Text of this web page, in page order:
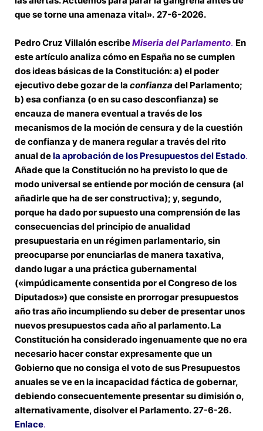
que se torne una amenaza vital». 27-6-2026.
Pedro Cruz Villalón escribeMiseria delParlamento. En
este artículo analiza cómo en España no se cumplen
dos ideas básicas de la Constitución: a) el poder
ejecutivo debe gozar de laconfianzadel Parlamento;
b) esa confianza (o en su caso desconfianza) se
encauza de manera eventual a través de los
mecanismos de la moción de censura y de la cuestión
de confianza y de manera regular a través del rito
anual dela aprobación de los Presupuestos del Estado.
Añade que la Constitución no ha previsto lo que de
modo universal se entiende por moción de censura (al
añadirle que ha de ser constructiva); y, segundo,
porque ha dado por supuesto una comprensión delas
consecuencias del principio de anualidad
presupuestaria en un régimen parlamentario, sin
preocuparse por enunciarlas de manera taxativa,
dando lugar a una práctica gubernamental
(«impúdicamente consentida por el Congreso de los
Diputados») que consiste en prorrogar presupuestos
año tras año incumpliendo su deber de presentar unos
nuevos presupuestos cada año al parlamento. La
Constitución ha considerado ingenuamente que no era
necesario hacer constar expresamente que un
Gobierno que no consiga el voto de sus Presupuestos
anuales se ve en la incapacidad fáctica de gobernar,
debiendo consecuentemente presentar su dimisión o,
alternativamente, disolver el Parlamento. 27-6-26.
Enlace.